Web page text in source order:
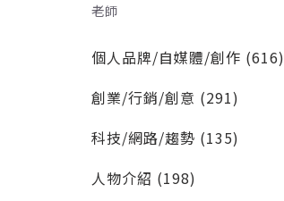
老師
個人品牌/自媒體/創作 (616)
創業/行銷/創意 (291)
科技/網路/趨勢 (135)
人物介紹 (198)